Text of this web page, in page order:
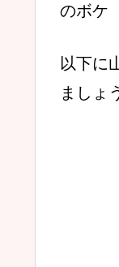
のボケ
以下に
ましょ